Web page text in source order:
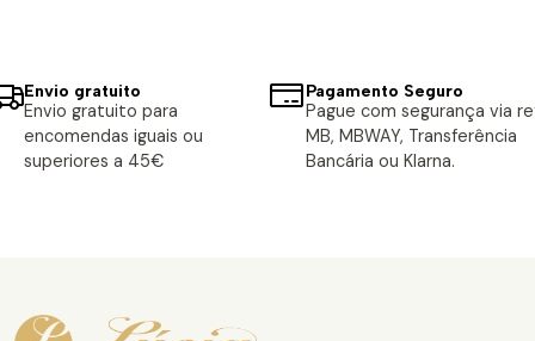
Envio gratuito
Envio gratuito para
encomendas iguais ou
superiores a 45€
Pagamento Seguro
Pague com segurança via
MB, MBWAY, Transferência
Bancária ou Klarna.